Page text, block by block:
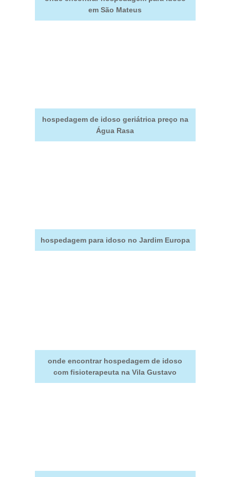
em São Mateus
hospedagem de idoso geriátrica preço na
Água Rasa
hospedagem para idoso no Jardim Europa
onde encontrar hospedagem de idoso
com fisioterapeuta na Vila Gustavo